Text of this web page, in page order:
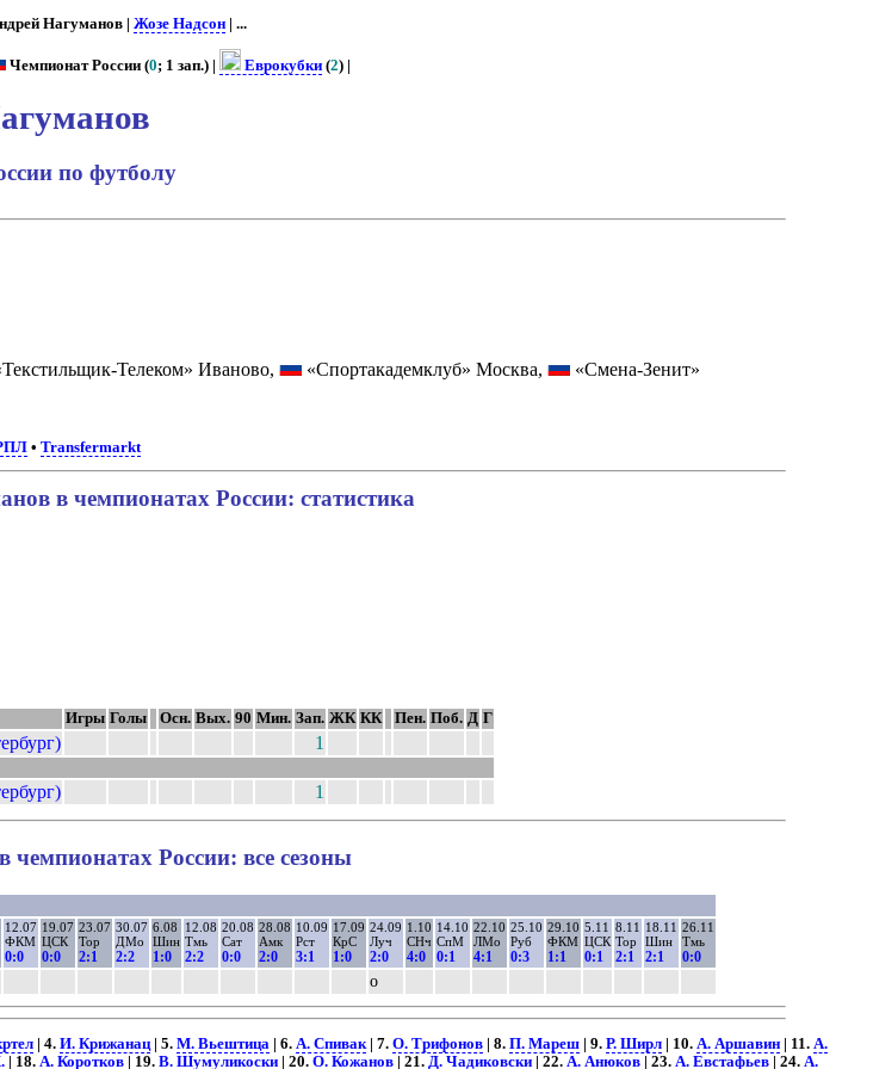
Нагуманов |Жозе Надсон | ...
Чемпионат России (0; 1 зап.) | Еврокубки (2) |
по футболу
Телеком» Иваново, «Спортакадемклуб» Москва,
«Смена-Зенит»
• Transfermarkt
в чемпионатах России: статистика
Игры Голы Осн. Вых. 90 Мин. Зап. ЖК КК Пен. Поб. Д Г
1
1
России: все сезоны
12.07
ФКМ
0:0
19.07
ЦСК
0:0
23.07
Тор
2:1
30.07
ДМо
2:2
6.08
Шин
1:0
12.08
Тмь
2:2
20.08
Сат
0:0
28.08
Амк
2:0
10.09
Рст
3:1
17.09
КрС
1:0
24.09
Луч
2:0
1.10
СНч
4:0
14.10
СпМ
0:1
22.10
ЛМо
4:1
25.10
Руб
0:3
29.10
ФКМ
1:1
5.11
ЦСК
0:1
8.11
Тор
2:1
18.11
Шин
2:1
26.11
Тмь
0:0
о
| 4. И. Крижанац| 5. М. Вьештица| 6. А. Спивак| 7. О. Трифонов| 8. П. Мареш| 9. Р. Ширл| 10. А. Аршавин| 11. А.
| 18. А. Коротков| 19. В. Шумуликоски| 20. О. Кожанов| 21. Д. Чадиковски| 22. А. Анюков| 23. А. Евстафьев| 24. А.